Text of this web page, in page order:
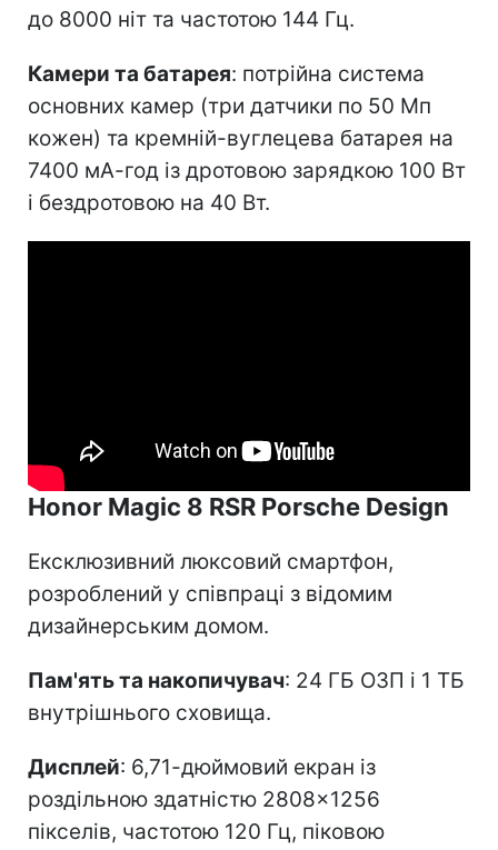
до 8000 ніт та частотою 144 Гц.
Камери та батарея: потрійна система
основних камер (три датчики по 50 Мп
кожен) та кремній-вуглецева батарея на
7400 мА-год із дротовою зарядкою 100 Вт
і бездротовою на 40 Вт.
Honor Magic 8 RSR Porsche Design
Ексклюзивний люксовий смартфон,
розроблений у співпраці з відомим
дизайнерським домом.
Пам'ять та накопичувач: 24 ГБ ОЗП і 1 ТБ
внутрішнього сховища.
Дисплей: 6,71-дюймовий екран із
роздільною здатністю 2808×1256
пікселів, частотою 120 Гц, піковою